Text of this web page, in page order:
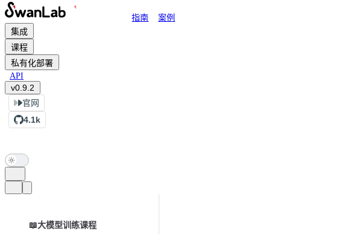
跳转到内容 指南 案例
集成
课程
私有化部署
API
v0.9.2
官网
4.1k
📖大模型训练课程